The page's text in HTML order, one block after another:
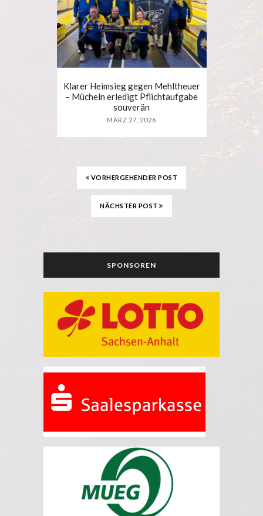
Klarer Heimsieg gegen Mehltheuer
– Mücheln erledigt Pflichtaufgabe
souverän
MÄRZ 27, 2026
VORHERGEHENDER POST
NÄCHSTER POST
SPONSOREN